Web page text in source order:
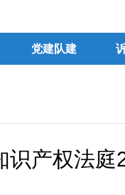
党建队建
识产权法